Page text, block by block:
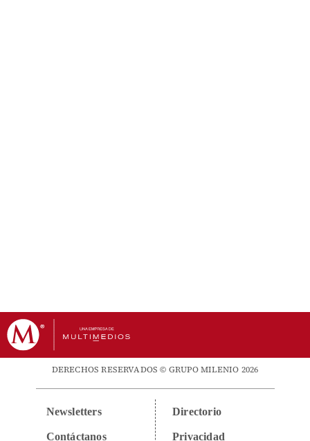
DERECHOS RESERVADOS © GRUPO MILENIO 2026
Newsletters
Contáctanos
Directorio
Privacidad